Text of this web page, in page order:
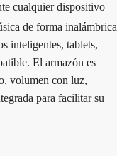
cualquier dispositivo
de forma inalámbrica
inteligentes, tablets,
El armazón es
volumen con luz,
para facilitar su